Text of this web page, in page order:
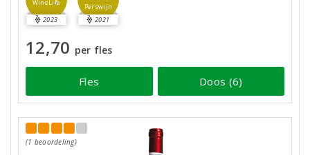
WineLife
2023
Perswijn
2021
12,70 per fles
Fles Doos (6)
(1 beoordeling)